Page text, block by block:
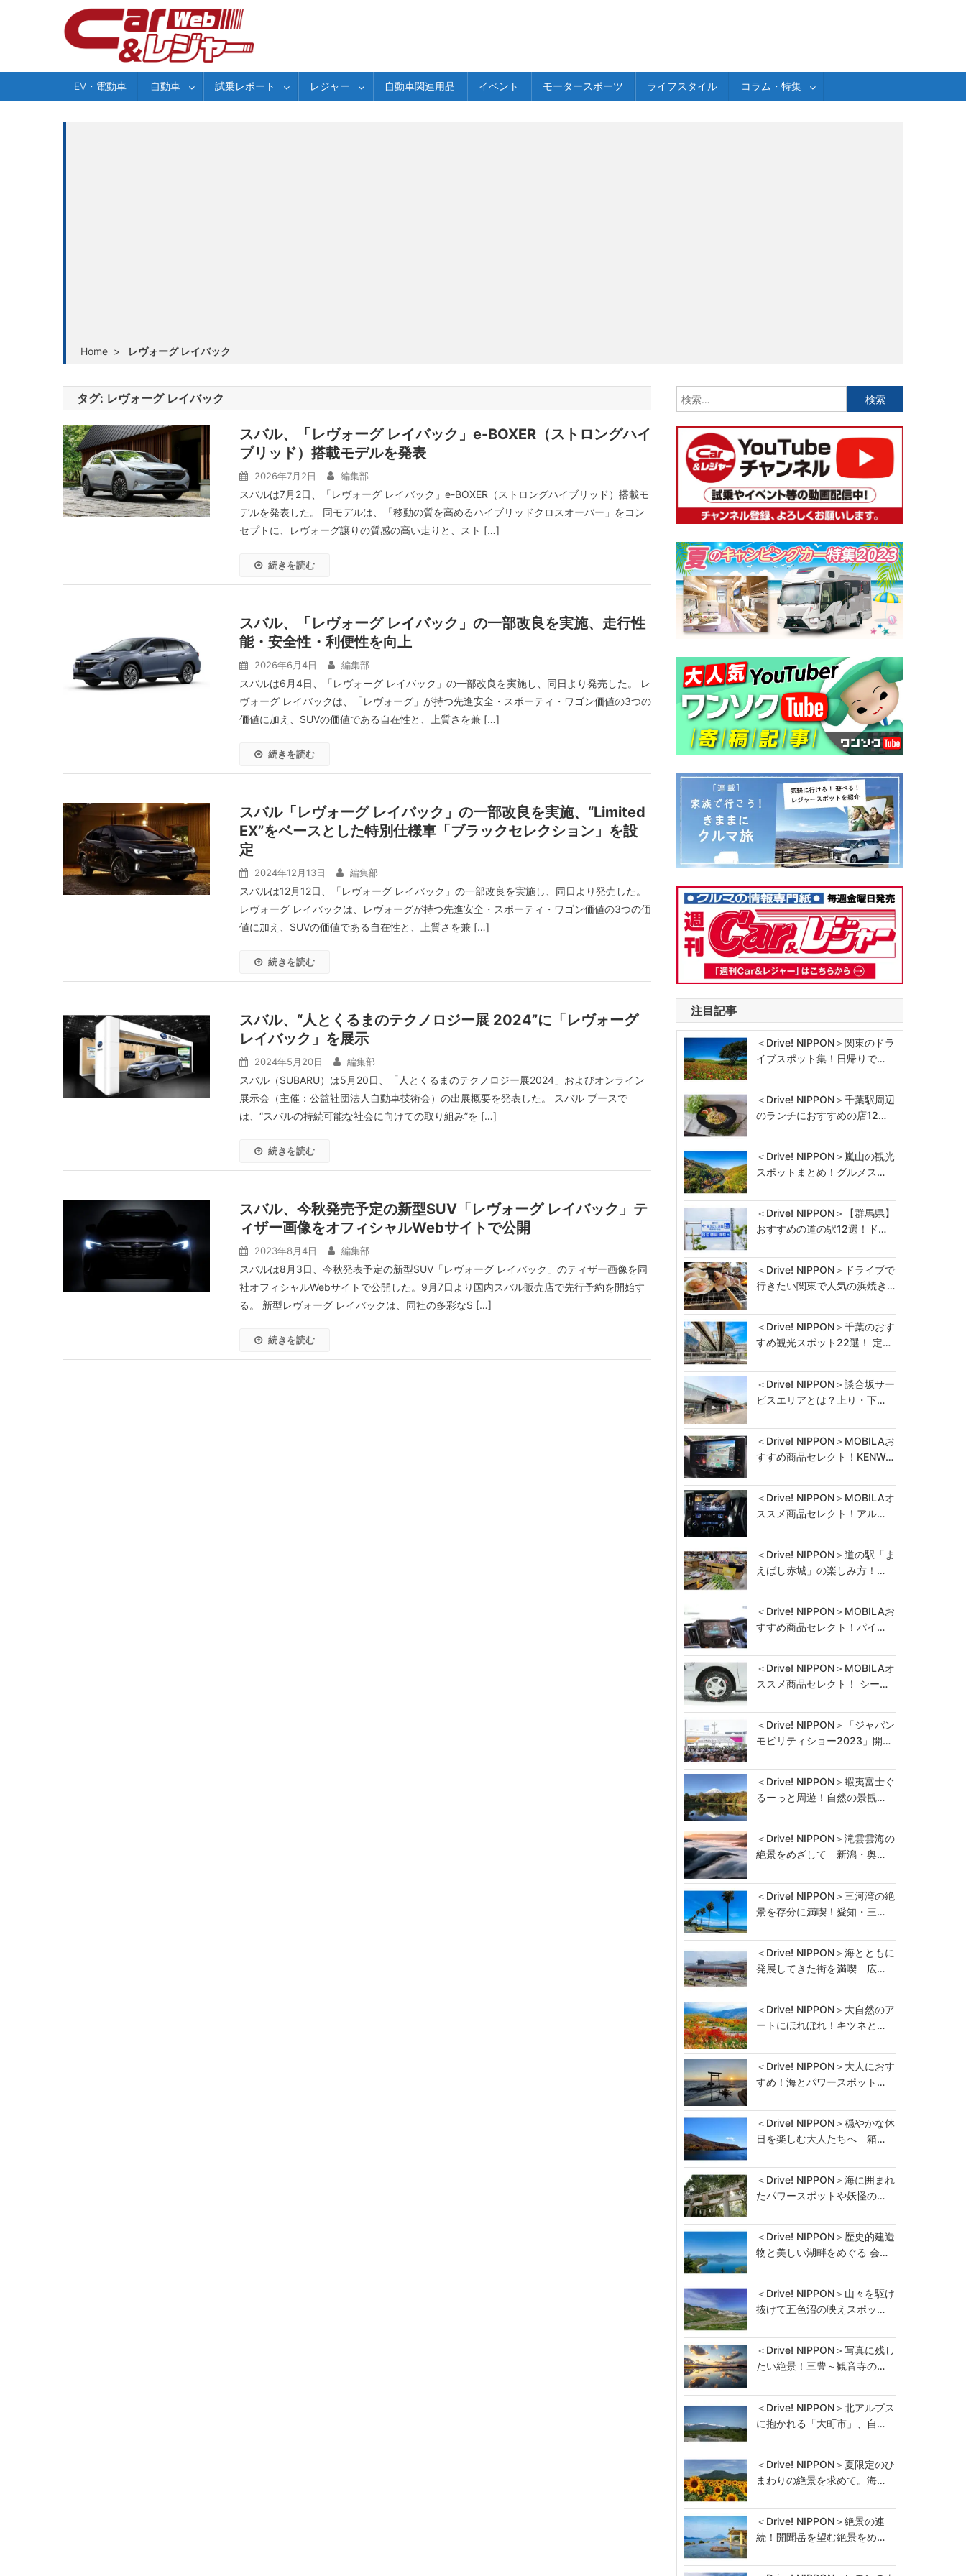
EV・電動車 自動車 試乗レポート レジャー 自動車関連用品 イベント モータースポーツ ライフスタイル コラム・特集
Home > レヴォーグ レイバック
タグ: レヴォーグ レイバック
スバル、「レヴォーグ レイバック」e-BOXER（ストロングハイ
ブリッド）搭載モデルを発表
2026年7月2日 編集部
スバルは7月2日、「レヴォーグ レイバック」e-BOXER（ストロングハイブリッド）搭載モ
デルを発表した。 同モデルは、「移動の質を高めるハイブリッドクロスオーバー」をコン
セプトに、レヴォーグ譲りの質感の高い走りと、スト […]
続きを読む
スバル、「レヴォーグ レイバック」の一部改良を実施、走行性
能・安全性・利便性を向上
2026年6月4日 編集部
スバルは6月4日、「レヴォーグ レイバック」の一部改良を実施し、同日より発売した。 レ
ヴォーグ レイバックは、「レヴォーグ」が持つ先進安全・スポーティ・ワゴン価値の3つの
価値に加え、SUVの価値である自在性と、上質さを兼 […]
続きを読む
スバル「レヴォーグ レイバック」の一部改良を実施、“Limited
EX”をベースとした特別仕様車「ブラックセレクション」を設
定
2024年12月13日 編集部
スバルは12月12日、「レヴォーグ レイバック」の一部改良を実施し、同日より発売した。
レヴォーグ レイバックは、レヴォーグが持つ先進安全・スポーティ・ワゴン価値の3つの価
値に加え、SUVの価値である自在性と、上質さを兼 […]
続きを読む
スバル、“人とくるまのテクノロジー展 2024”に「レヴォーグ
レイバック」を展示
2024年5月20日 編集部
スバル（SUBARU）は5月20日、「人とくるまのテクノロジー展2024」およびオンライン
展示会（主催：公益社団法人自動車技術会）の出展概要を発表した。 スバル ブースで
は、“スバルの持続可能な社会に向けての取り組み”を […]
続きを読む
スバル、今秋発売予定の新型SUV「レヴォーグ レイバック」テ
ィザー画像をオフィシャルWebサイトで公開
2023年8月4日 編集部
スバルは8月3日、今秋発表予定の新型SUV「レヴォーグ レイバック」のティザー画像を同
社オフィシャルWebサイトで公開した。9月7日より国内スバル販売店で先行予約を開始す
る。 新型レヴォーグ レイバックは、同社の多彩なS […]
続きを読む
索:
注目記事
＜Drive! NIPPON＞関東のドラ
イブスポット集！日帰りで…
＜Drive! NIPPON＞千葉駅周辺
のランチにおすすめの店12…
＜Drive! NIPPON＞嵐山の観光
スポットまとめ！グルメス…
＜Drive! NIPPON＞【群馬県】
おすすめの道の駅12選！ド…
＜Drive! NIPPON＞ドライブで
行きたい関東で人気の浜焼き…
＜Drive! NIPPON＞千葉のおす
すめ観光スポット22選！ 定…
＜Drive! NIPPON＞談合坂サー
ビスエリアとは？上り・下…
＜Drive! NIPPON＞MOBILAお
すすめ商品セレクト！KENW…
＜Drive! NIPPON＞MOBILAオ
ススメ商品セレクト！アル…
＜Drive! NIPPON＞道の駅「ま
えばし赤城」の楽しみ方！…
＜Drive! NIPPON＞MOBILAお
すすめ商品セレクト！パイ…
＜Drive! NIPPON＞MOBILAオ
ススメ商品セレクト！ シー…
＜Drive! NIPPON＞「ジャパン
モビリティショー2023」開…
＜Drive! NIPPON＞蝦夷富士ぐ
るーっと周遊！自然の景観…
＜Drive! NIPPON＞滝雲雲海の
絶景をめざして 新潟・奥…
＜Drive! NIPPON＞三河湾の絶
景を存分に満喫！愛知・三…
＜Drive! NIPPON＞海とともに
発展してきた街を満喫 広…
＜Drive! NIPPON＞大自然のア
ートにほれぼれ！キツネと…
＜Drive! NIPPON＞大人におす
すめ！海とパワースポット…
＜Drive! NIPPON＞穏やかな休
日を楽しむ大人たちへ 箱…
＜Drive! NIPPON＞海に囲まれ
たパワースポットや妖怪の…
＜Drive! NIPPON＞歴史的建造
物と美しい湖畔をめぐる 会…
＜Drive! NIPPON＞山々を駆け
抜けて五色沼の映えスポッ…
＜Drive! NIPPON＞写真に残し
たい絶景！三豊～観音寺の…
＜Drive! NIPPON＞北アルプス
に抱かれる「大町市」、自…
＜Drive! NIPPON＞夏限定のひ
まわりの絶景を求めて。海…
＜Drive! NIPPON＞絶景の連
続！開聞岳を望む絶景をめ…